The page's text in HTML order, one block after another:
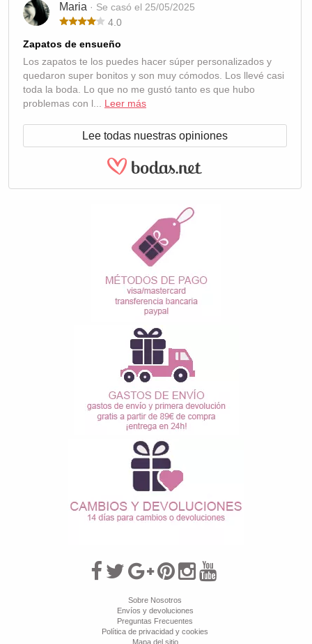
Maria · Se casó el 25/05/2025
4.0
Zapatos de ensueño
Los zapatos te los puedes hacer súper personalizados y
quedaron super bonitos y son muy cómodos. Los llevé casi
toda la boda. Lo que no me gustó tanto es que hubo
problemas con l... Leer más
Lee todas nuestras opiniones
Sobre Nosotros
Envíos y devoluciones
Preguntas Frecuentes
Política de privacidad y cookies
Mapa del sitio